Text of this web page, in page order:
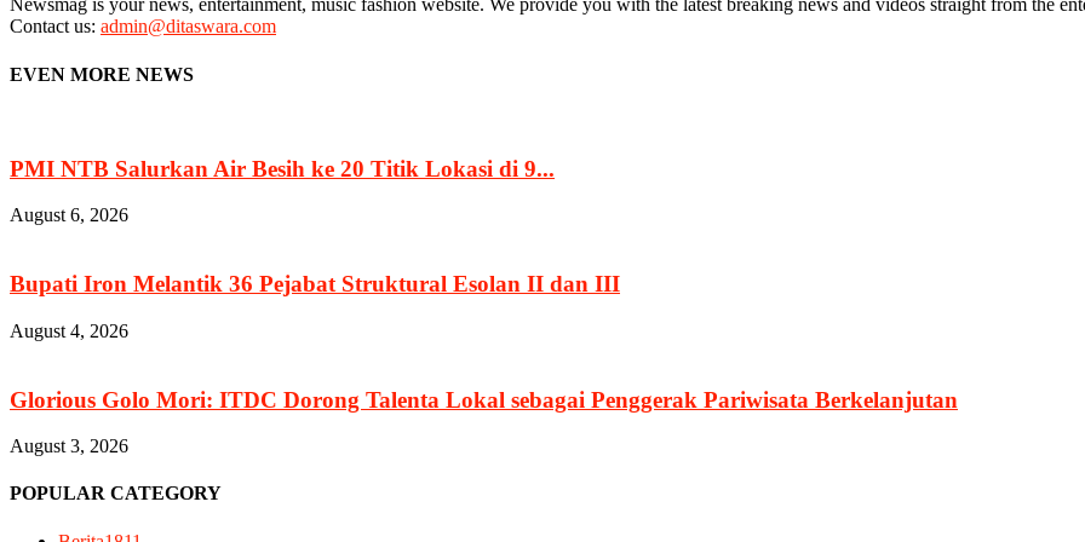
Newsmag is your news, entertainment, music fashion website. We provide you with the latest breaking news and videos straight from the
Contact us: admin@ditaswara.com
EVEN MORE NEWS
PMI NTB Salurkan Air Besih ke 20 Titik Lokasi di 9...
August 6, 2026
Bupati Iron Melantik 36 Pejabat Struktural Esolan II dan III
August 4, 2026
Glorious Golo Mori: ITDC Dorong Talenta Lokal sebagai Penggerak Pariwisata Berkelanjutan
August 3, 2026
POPULAR CATEGORY